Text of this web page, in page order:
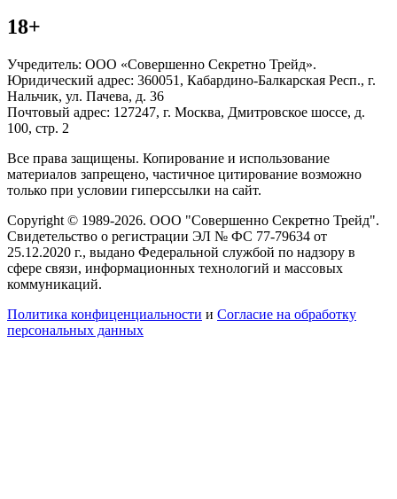
18+
Учредитель: ООО «Совершенно Секретно Трейд».
Юридический адрес: 360051, Кабардино-Балкарская Респ., г.
Нальчик, ул. Пачева, д. 36
Почтовый адрес: 127247, г. Москва, Дмитровское шоссе, д.
100, стр. 2
Все права защищены. Копирование и использование
материалов запрещено, частичное цитирование возможно
только при условии гиперссылки на сайт.
Copyright © 1989-2026. ООО "Совершенно Секретно Трейд".
Свидетельство о регистрации ЭЛ № ФС 77-79634 от
25.12.2020 г., выдано Федеральной службой по надзору в
сфере связи, информационных технологий и массовых
коммуникаций.
Политика конфиценциальности и Согласие на обработку
персональных данных